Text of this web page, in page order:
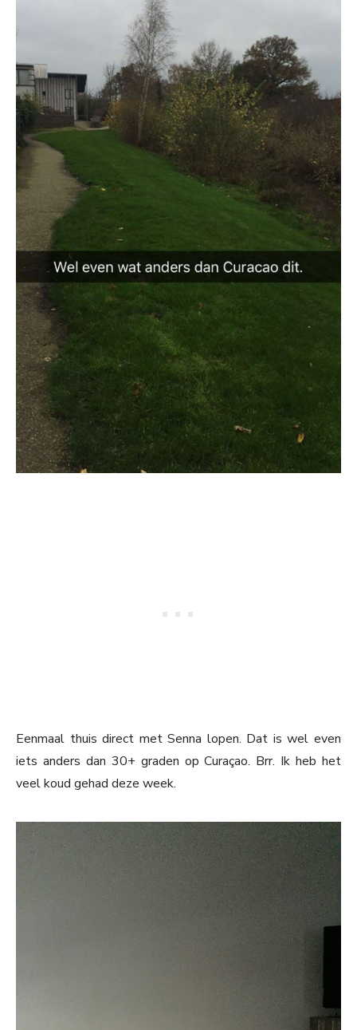
Eenmaal thuis direct met Senna lopen. Dat is wel even
iets anders dan 30+ graden op Curaçao. Brr. Ik heb het
veel koud gehad deze week.